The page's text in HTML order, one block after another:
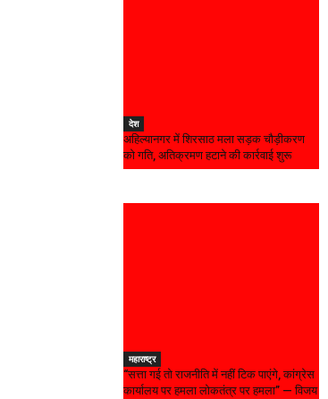
देश
अहिल्यानगर में शिरसाठ मला सड़क चौड़ीकरण
को गति, अतिक्रमण हटाने की कार्रवाई शुरू
महाराष्ट्र
“सत्ता गई तो राजनीति में नहीं टिक पाएंगे, कांग्रेस
कार्यालय पर हमला लोकतंत्र पर हमला” — विजय